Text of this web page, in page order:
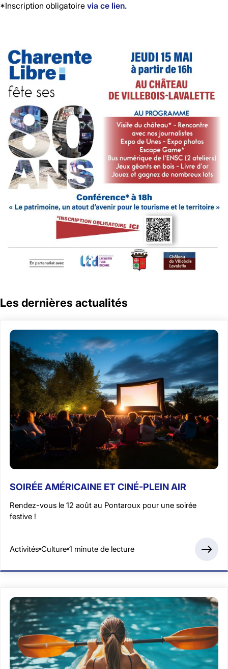
*Inscription obligatoire via ce lien.
Les dernières actualités
SOIRÉE AMÉRICAINE ET CINÉ-PLEIN AIR
Rendez-vous le 12 août au Pontaroux pour une soirée
festive !
Activités Culture 1 minute de lecture